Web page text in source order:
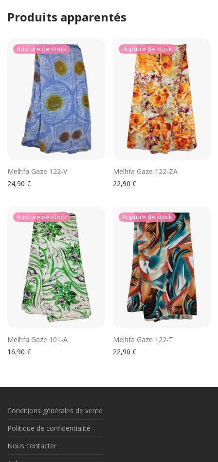
Produits apparentés
Melhfa Gaze 122-V
24,90 €
Melhfa Gaze 122-ZA
22,90 €
Melhfa Gaze 101-A
16,90 €
Melhfa Gaze 122-T
22,90 €
Conditions générales de vente
Politique de confidentialité
Nous contacter